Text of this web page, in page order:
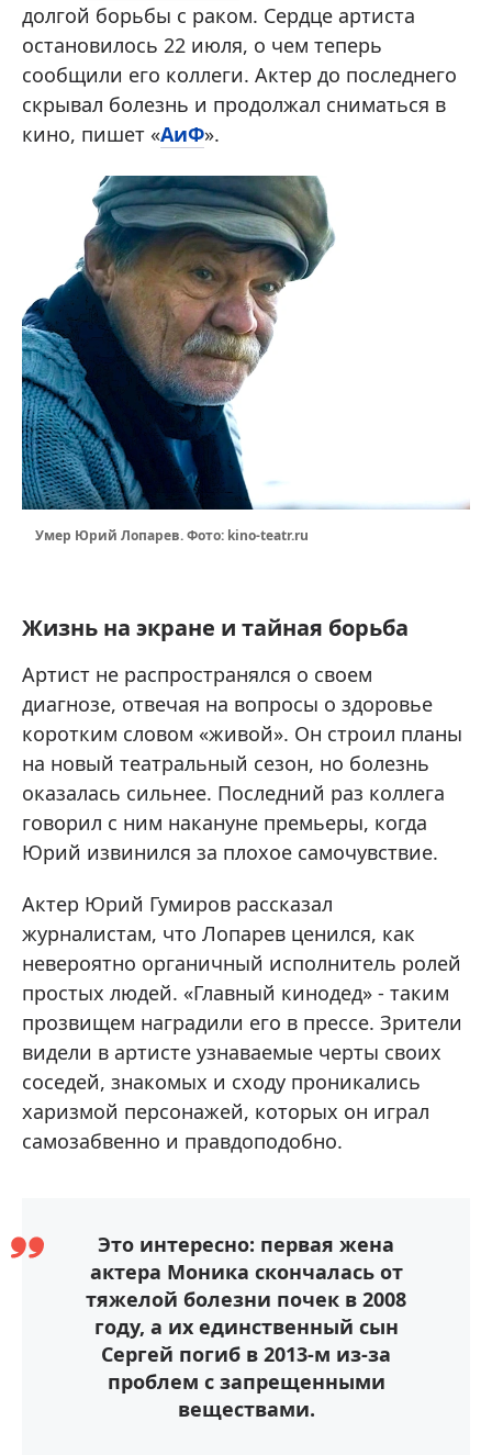
долгой борьбы с раком. Сердце артиста
остановилось 22 июля, о чем теперь
сообщили его коллеги. Актер до последнего
скрывал болезнь и продолжал сниматься в
кино, пишет «АиФ».
Умер Юрий Лопарев. Фото: kino-teatr.ru
Жизнь на экране и тайная борьба
Артист не распространялся о своем
диагнозе, отвечая на вопросы о здоровье
коротким словом «живой». Он строил планы
на новый театральный сезон, но болезнь
оказалась сильнее. Последний раз коллега
говорил с ним накануне премьеры, когда
Юрий извинился за плохое самочувствие.
Актер Юрий Гумиров рассказал
журналистам, что Лопарев ценился, как
невероятно органичный исполнитель ролей
простых людей. «Главный кинодед» - таким
прозвищем наградили его в прессе. Зрители
видели в артисте узнаваемые черты своих
соседей, знакомых и сходу проникались
харизмой персонажей, которых он играл
самозабвенно и правдоподобно.
Это интересно: первая жена
актера Моника скончалась от
тяжелой болезни почек в 2008
году, а их единственный сын
Сергей погиб в 2013-м из-за
проблем с запрещенными
веществами.